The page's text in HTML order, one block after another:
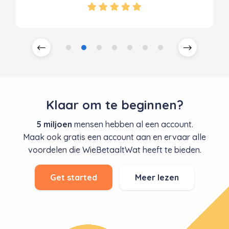
Klaar om te beginnen?
5 miljoen mensen hebben al een account.
Maak ook gratis een account aan en ervaar alle
voordelen die WieBetaaltWat heeft te bieden.
Get started Meer lezen